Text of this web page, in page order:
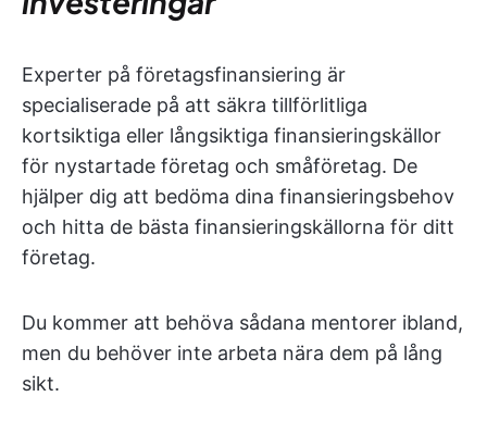
Experter på företagsfinansiering är
specialiserade på att säkra tillförlitliga
kortsiktiga eller långsiktiga finansieringskällor
för nystartade företag och småföretag. De
hjälper dig att bedöma dina finansieringsbehov
och hitta de bästa finansieringskällorna för ditt
företag.
Du kommer att behöva sådana mentorer ibland,
men du behöver inte arbeta nära dem på lång
sikt.